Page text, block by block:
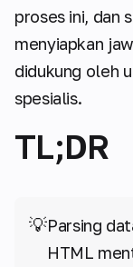
proses ini, dan
menyiapkan
didukung oleh
spesialis.
TL;DR
💡Parsing
HTML